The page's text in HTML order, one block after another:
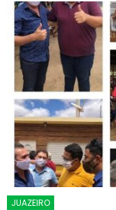
JUAZEIRO